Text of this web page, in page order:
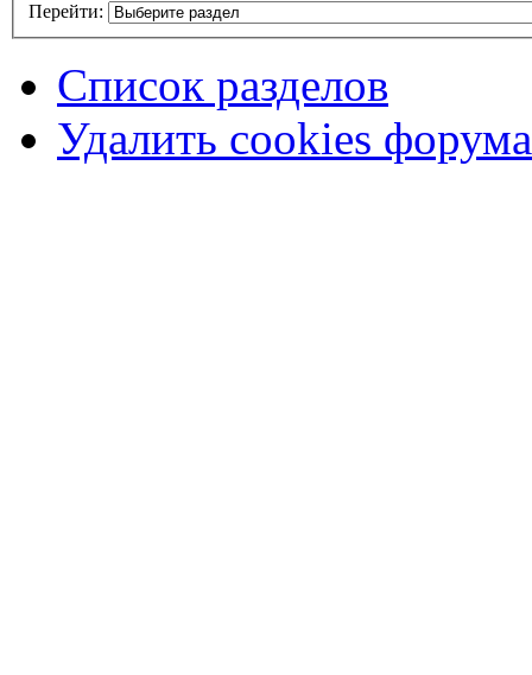
Перейти:
Список разделов
Удалить cookies форума